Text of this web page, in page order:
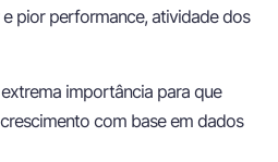
pior performance, atividade dos
importância para que
com base em dados